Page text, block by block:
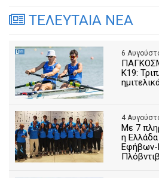
ΤΕΛΕΥΤΑΙΑ ΝΕΑ
6
Κ19:
4
Με 7
η
Εφήβων-
Πλόβντιβ